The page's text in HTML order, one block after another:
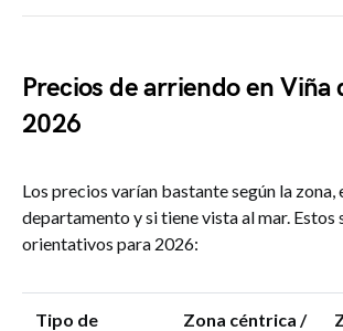
Precios de arriendo en Viña
2026
Los precios varían bastante según la zona,
departamento y si tiene vista al mar. Estos
orientativos para 2026:
Tipo de
Zona céntrica /